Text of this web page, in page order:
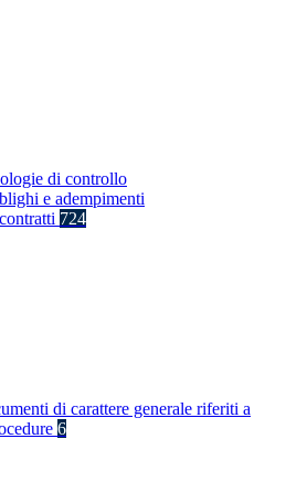
di controllo
e adempimenti
724
di carattere generale riferiti a
6